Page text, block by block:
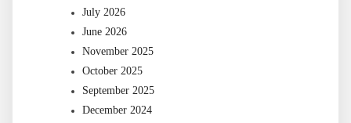
July 2026
June 2026
November 2025
October 2025
September 2025
December 2024